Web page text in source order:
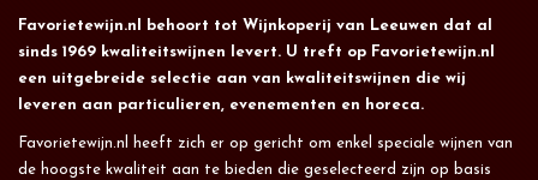
Favorietewijn.nl behoort tot Wijnkoperij van Leeuwen dat al
sinds 1969 kwaliteitswijnen levert. U treft op Favorietewijn.nl
een uitgebreide selectie aan van kwaliteitswijnen die wij
leveren aan particulieren, evenementen en horeca.
Favorietewijn.nl heeft zich er op gericht om enkel speciale wijnen van
de hoogste kwaliteit aan te bieden die geselecteerd zijn op basis